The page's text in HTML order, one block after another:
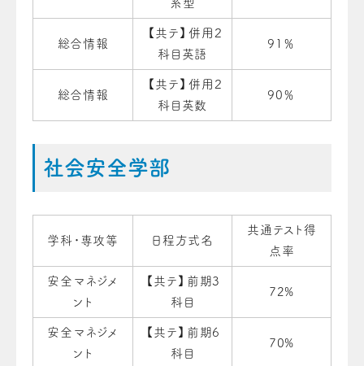
系型
総合情報
【共テ】併用２
科目英語
91％
総合情報
【共テ】併用２
科目英数
90％
社会安全学部
学科・専攻等 日程方式名
共通テスト得
点率
安全マネジメ
ント
【共テ】前期3
科目
72%
安全マネジメ
ント
【共テ】前期6
科目
70%